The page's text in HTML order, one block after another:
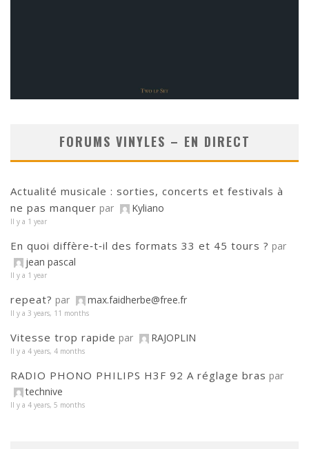
FORUMS VINYLES – EN DIRECT
Actualité musicale : sorties, concerts et festivals à
ne pas manquer par Kyliano
Il y a 1 year
En quoi diffère‑t‑il des formats 33 et 45 tours ? par
jean pascal
Il y a 1 year
repeat? par max.faidherbe@free.fr
Il y a 3 years, 11 months
Vitesse trop rapide par RAJOPLIN
Il y a 4 years, 4 months
RADIO PHONO PHILIPS H3F 92 A réglage bras par
technive
Il y a 4 years, 5 months